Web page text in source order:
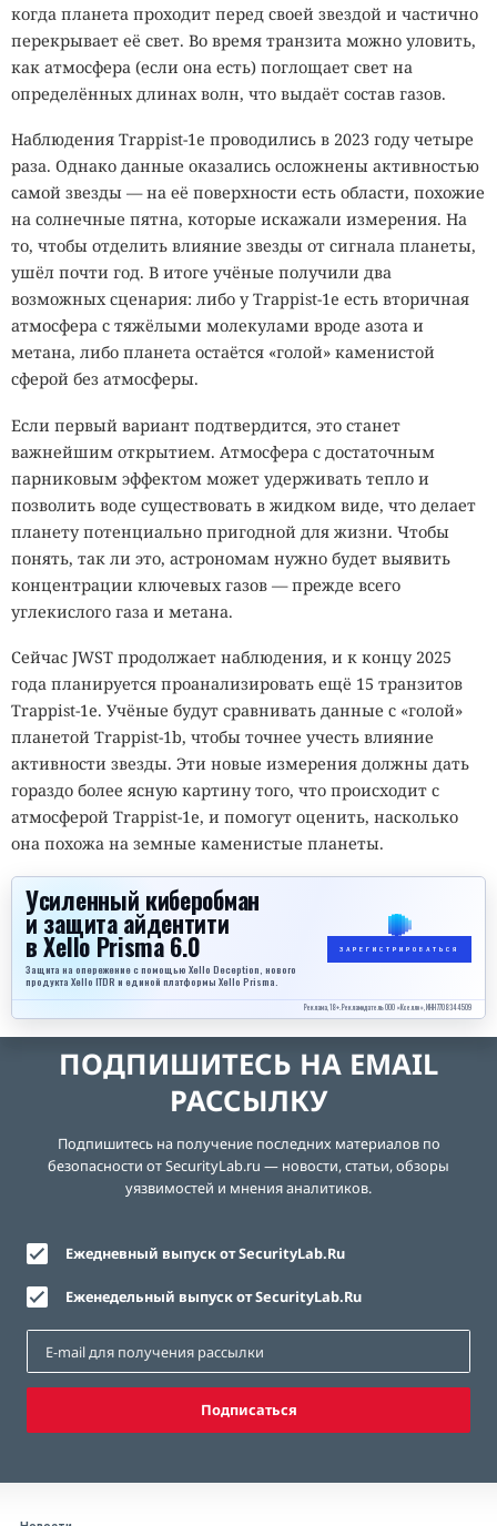
когда планета проходит перед своей звездой и частично
перекрывает её свет. Во время транзита можно уловить,
как атмосфера (если она есть) поглощает свет на
определённых длинах волн, что выдаёт состав газов.
Наблюдения Trappist-1e проводились в 2023 году четыре
раза. Однако данные оказались осложнены активностью
самой звезды — на её поверхности есть области, похожие
на солнечные пятна, которые искажали измерения. На
то, чтобы отделить влияние звезды от сигнала планеты,
ушёл почти год. В итоге учёные получили два
возможных сценария: либо у Trappist-1e есть вторичная
атмосфера с тяжёлыми молекулами вроде азота и
метана, либо планета остаётся «голой» каменистой
сферой без атмосферы.
Если первый вариант подтвердится, это станет
важнейшим открытием. Атмосфера с достаточным
парниковым эффектом может удерживать тепло и
позволить воде существовать в жидком виде, что делает
планету потенциально пригодной для жизни. Чтобы
понять, так ли это, астрономам нужно будет выявить
концентрации ключевых газов — прежде всего
углекислого газа и метана.
Сейчас JWST продолжает наблюдения, и к концу 2025
года планируется проанализировать ещё 15 транзитов
Trappist-1e. Учёные будут сравнивать данные с «голой»
планетой Trappist-1b, чтобы точнее учесть влияние
активности звезды. Эти новые измерения должны дать
гораздо более ясную картину того, что происходит с
атмосферой Trappist-1e, и помогут оценить, насколько
она похожа на земные каменистые планеты.
Усиленный киберобман
и защита айдентити
в Xello Prisma 6.0
Защита на опережение с помощью Xello Deception, нового
продукта Xello ITDR и единой платформы Xello Prisma.
ЗАРЕГИСТРИРОВАТЬСЯ
Реклама, 18+. Рекламодатель ООО «Кселло», ИНН 7708344509
ПОДПИШИТЕСЬ НА EMAIL
РАССЫЛКУ
Подпишитесь на получение последних материалов по
безопасности от SecurityLab.ru — новости, статьи, обзоры
уязвимостей и мнения аналитиков.
Ежедневный выпуск от SecurityLab.Ru
Еженедельный выпуск от SecurityLab.Ru
Подписаться